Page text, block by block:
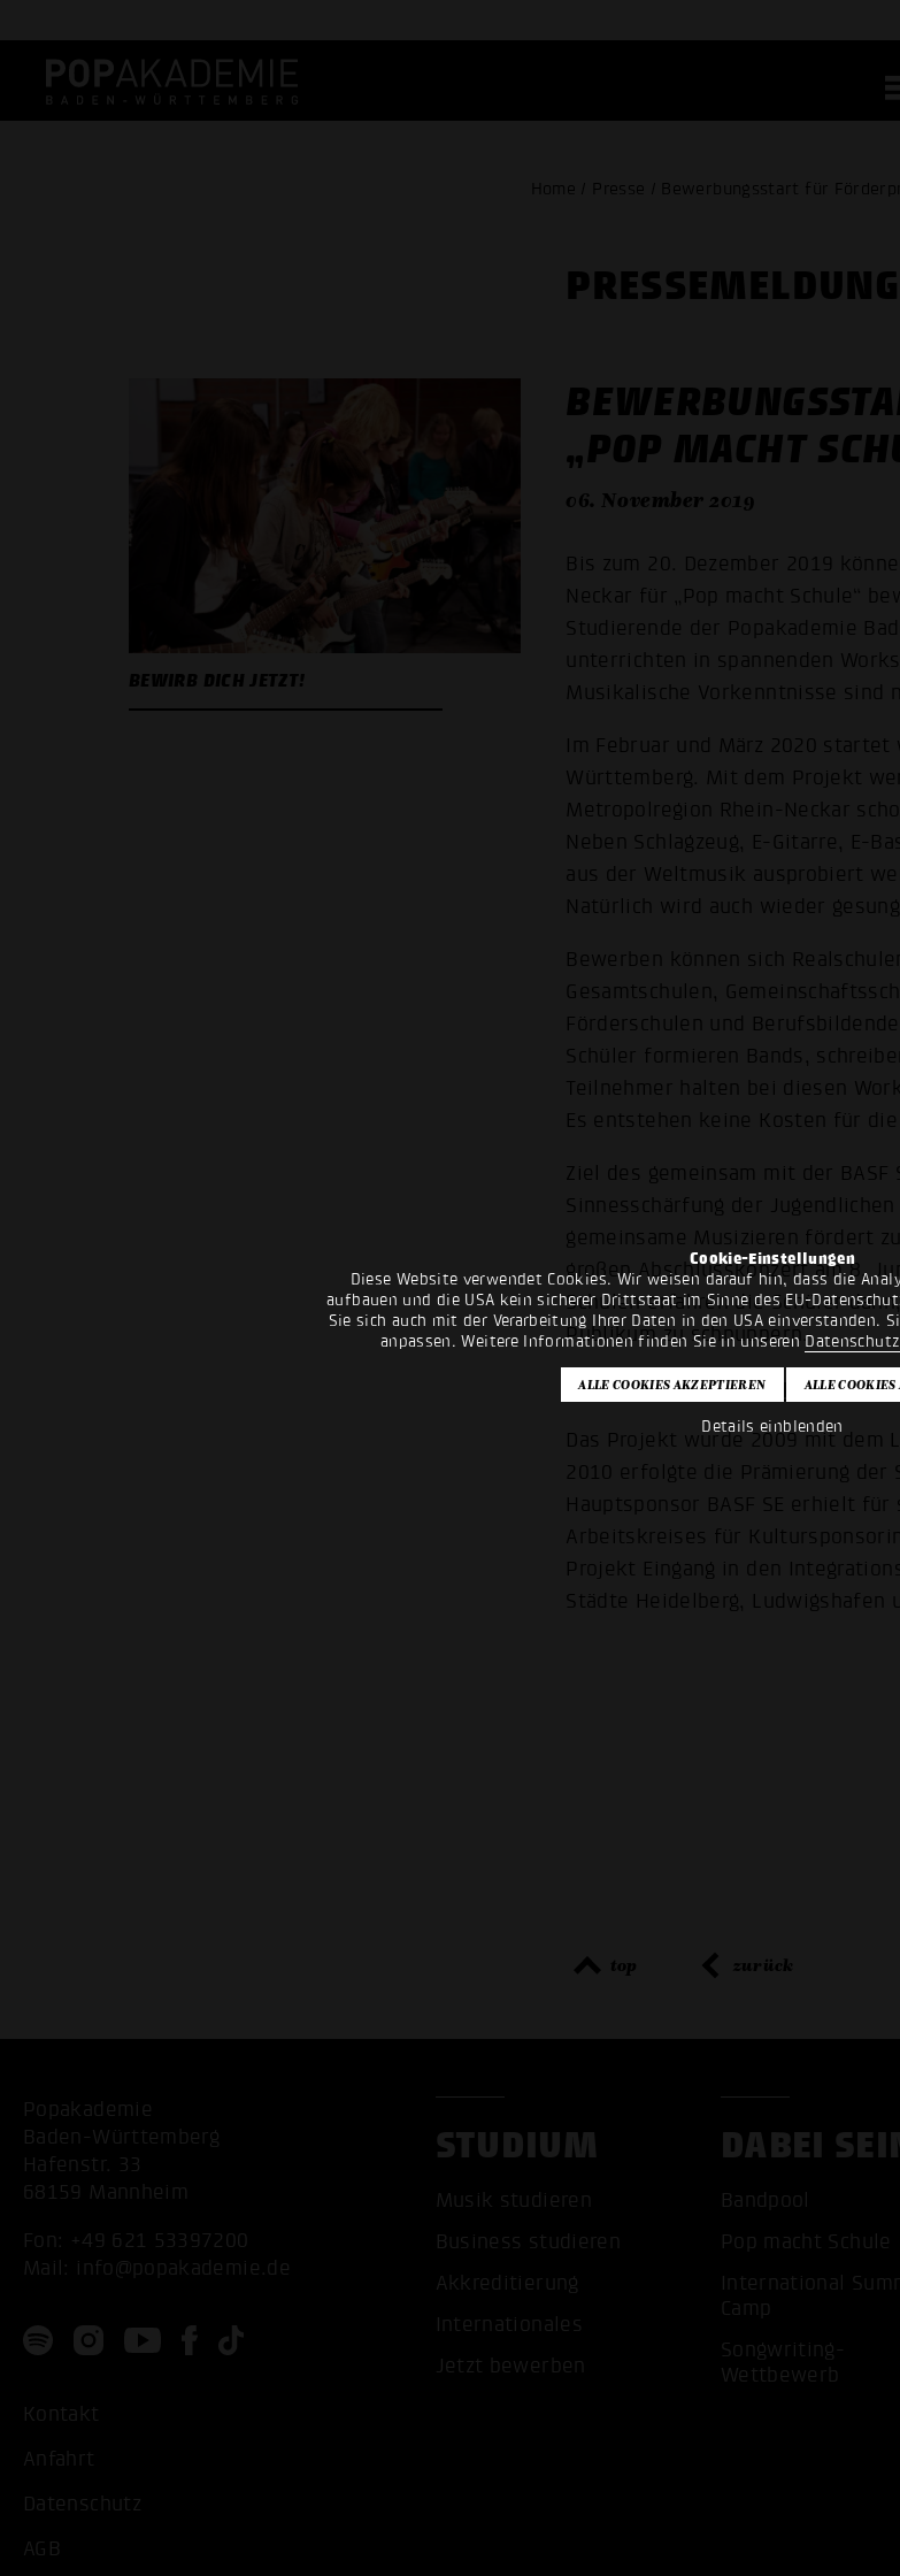
Cookie-Einstellungen
Diese Website verwendet Cookies. Wir weisen darauf hin, dass die
aufbauen und die USA kein sicherer Drittstaat im Sinne des EU-
Sie sich auch mit der Verarbeitung Ihrer Daten in den USA einverstanden.
anpassen. Weitere Informationen finden Sie in unseren
Details einblenden
Home / Presse / Bewerbungsstart für
BEWIRB DICH JETZT!
„POP MACHT
06. November 2019
Bis zum 20. Dezember 2019
Neckar für „Pop macht Schule“
Studierende der Popakademie
unterrichten in spannenden
Musikalische Vorkenntnisse sind
Im Februar und März 2020
Württemberg. Mit dem Projekt
Metropolregion Rhein-Neckar
Neben Schlagzeug, E-Gitarre, E-
aus der Weltmusik ausprobiert
Natürlich wird auch wieder
Bewerben können sich
Gesamtschulen,
Förderschulen und
Schüler formieren Bands,
Teilnehmer halten bei diesen
Es entstehen keine Kosten für die
Ziel des gemeinsam mit der
Sinnesschärfung der
gemeinsame Musizieren fördert
großen Abschlusskonzert am 8.
Schulen erfahren die Schüler
Publikum zu schnuppern.
Online-Bewerbung: Pop macht
Das Projekt wurde 2009 mit dem
2010 erfolgte die Prämierung der
Hauptsponsor BASF SE erhielt
Arbeitskreises für
Projekt Eingang in den
Städte Heidelberg, Ludwigshafen
top zurück
Popakademie
Baden-Württemberg
Hafenstr. 33
68159 Mannheim
Fon: +49 621 53397200
Mail: info@popakademie.de
Kontakt
Anfahrt
Datenschutz
AGB
STUDIUM
Musik studieren
Business studieren
Akkreditierung
Internationales
Jetzt bewerben
DABEI
Bandpool
Pop macht Schule
International
Camp
Songwriting-
Wettbewerb